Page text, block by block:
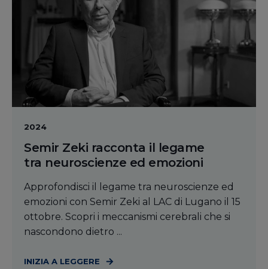
2024
Semir Zeki racconta il legame
tra neuroscienze ed emozioni
Approfondisci il legame tra neuroscienze ed
emozioni con Semir Zeki al LAC di Lugano il 15
ottobre. Scopri i meccanismi cerebrali che si
nascondono dietro ...
INIZIA A LEGGERE